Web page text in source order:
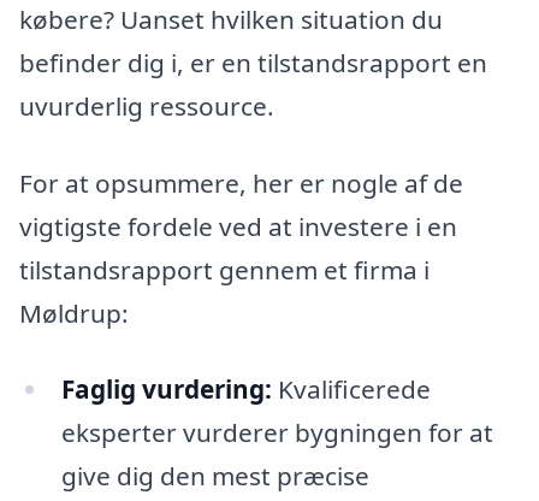
købere? Uanset hvilken situation du
befinder dig i, er en tilstandsrapport en
uvurderlig ressource.
For at opsummere, her er nogle af de
vigtigste fordele ved at investere i en
tilstandsrapport gennem et firma i
Møldrup:
Faglig vurdering: Kvalificerede
eksperter vurderer bygningen for at
give dig den mest præcise